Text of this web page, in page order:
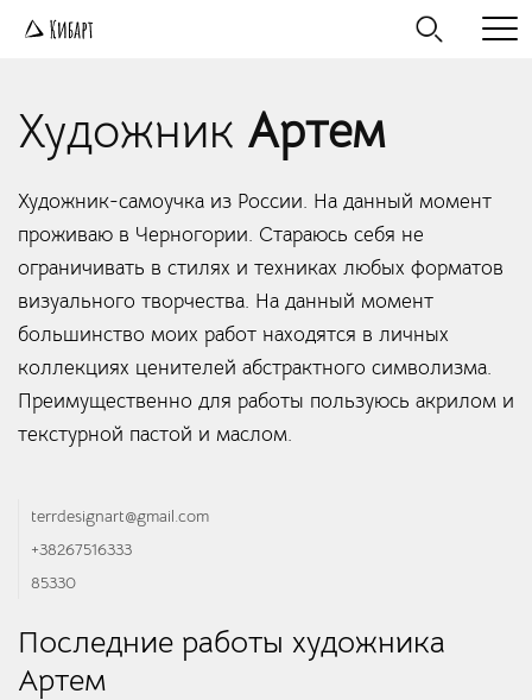
Художник Артем
Художник-самоучка из России. На данный момент
проживаю в Черногории. Стараюсь себя не
ограничивать в стилях и техниках любых форматов
визуального творчества. На данный момент
большинство моих работ находятся в личных
коллекциях ценителей абстрактного символизма.
Преимущественно для работы пользуюсь акрилом и
текстурной пастой и маслом.
terrdesignart@gmail.com
+38267516333
85330
Последние работы художника
Артем